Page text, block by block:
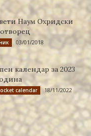
Наум Охридски
03/01/2018
календар за 2023
calendar 18/11/2022